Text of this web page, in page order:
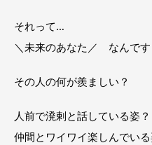
それって…
＼未来のあなた／ なんです
その人の何が羨ましい？
人前で溌剌と話している姿？
仲間とワイワイ楽しんでいる